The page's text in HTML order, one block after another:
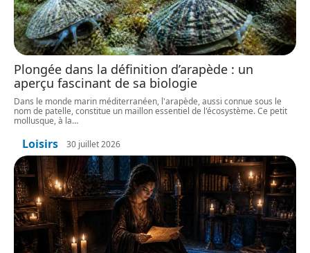
Plongée dans la définition d’arapède : un
aperçu fascinant de sa biologie
Dans le monde marin méditerranéen, l'arapède, aussi connue sous le
nom de patelle, constitue un maillon essentiel de l'écosystème. Ce petit
mollusque, à la…
Loisirs 30 juillet 2026